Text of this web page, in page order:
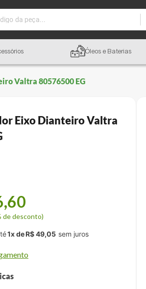
da peça...
Óleos e Baterias
Valtra 80576500 EG
Eixo Dianteiro Valtra
,60
de desconto)
1x deR$49,05